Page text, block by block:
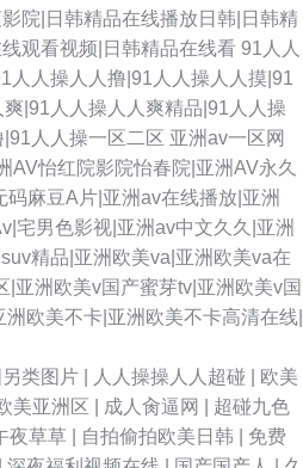
院|日韩精品在线播放日韩|日韩精
观看视频|日韩精品在线看 91人人
人人操人人撸|91人人操人人摸|91
|91人人操人人爽精品|91人人操
人人操一区二区 亚洲av一区网
AV怡红院影院怡春院|亚洲AV永久
麻豆A片|亚洲av在线播放|亚洲
宅男色影视|亚洲av中文久久|亚洲
精品|亚洲欧美va|亚洲欧美va在
亚洲欧美v国产蜜芽tv|亚洲欧美v国
欧美不卡|亚洲欧美不卡高清在线|
类图片 人人操操人人超碰
欧美
美亚洲区 成人肏逼网
超碰九色
夜草草 自拍偷拍欧美日韩
免费